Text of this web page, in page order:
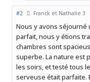
#2 Franck et Nathalie 3
Nous y avons séjourné
parfait, nous y étions
chambres sont
superbe. La nature est
les soirs, et testé tous
serveuse était parfaite.